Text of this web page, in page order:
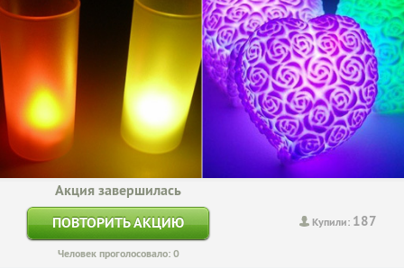
Купили: 187
Акция завершилась
ПОВТОРИТЬ АКЦИЮ
Человек проголосовало: 0